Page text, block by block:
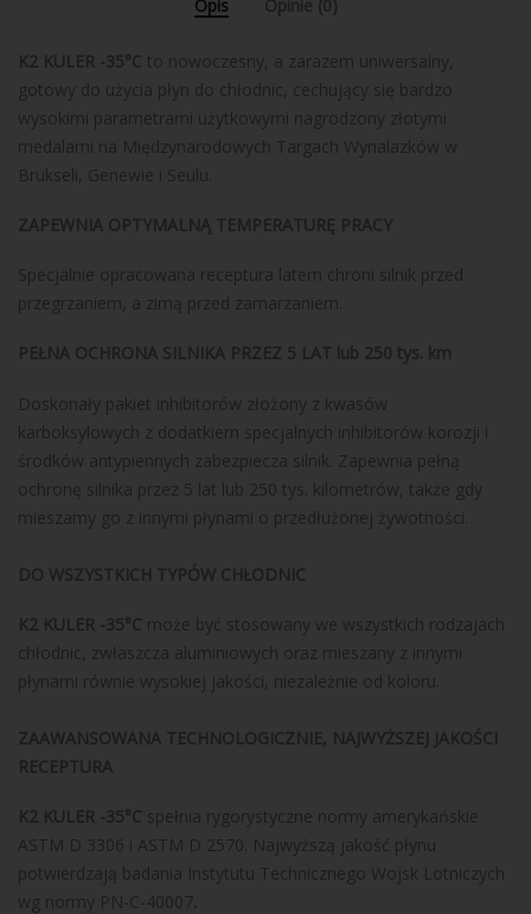
Opis Opinie (0)
K2 KULER -35°C to nowoczesny, a zarazem uniwersalny,
gotowy do użycia płyn do chłodnic, cechujący się bardzo
wysokimi parametrami użytkowymi nagrodzony złotymi
medalami na Międzynarodowych Targach Wynalazków w
Brukseli, Genewie i Seulu.
ZAPEWNIA OPTYMALNĄ TEMPERATURĘ PRACY
Specjalnie opracowana receptura latem chroni silnik przed
przegrzaniem, a zimą przed zamarzaniem.
PEŁNA OCHRONA SILNIKA PRZEZ 5 LAT lub 250 tys. km
Doskonały pakiet inhibitorów złożony z kwasów
karboksylowych z dodatkiem specjalnych inhibitorów korozji i
środków antypiennych zabezpiecza silnik. Zapewnia pełną
ochronę silnika przez 5 lat lub 250 tys. kilometrów, także gdy
mieszamy go z innymi płynami o przedłużonej żywotności.
DO WSZYSTKICH TYPÓW CHŁODNIC
K2 KULER -35°C może być stosowany we wszystkich rodzajach
chłodnic, zwłaszcza aluminiowych oraz mieszany z innymi
płynami równie wysokiej jakości, niezależnie od koloru.
ZAAWANSOWANA TECHNOLOGICZNIE, NAJWYŻSZEJ JAKOŚCI
RECEPTURA
K2 KULER -35°C spełnia rygorystyczne normy amerykańskie
ASTM D 3306 i ASTM D 2570. Najwyższą jakość płynu
potwierdzają badania Instytutu Technicznego Wojsk Lotniczych
wg normy PN-C-40007.